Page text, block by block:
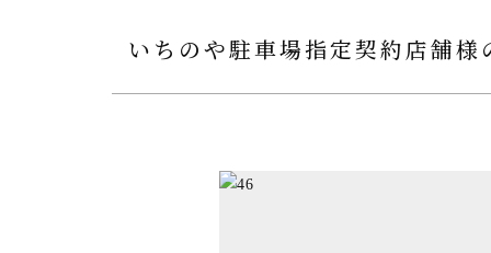
いちのや駐車場指定契約店舗様